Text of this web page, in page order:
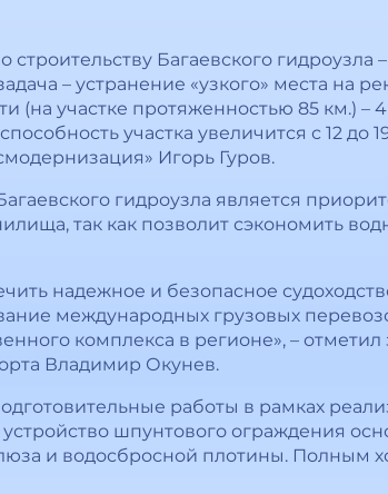
Багаевского гидроузла
– устранение «узкого» места на
(на участке протяженностью 85 км.) –
участка увеличится с 12 до
Игорь Гуров.
гидроузла является
так как позволит сэкономить
надежное и безопасное
международных грузовых
комплекса в регионе», – отметил
Владимир Окунев.
работы в рамках
шпунтового ограждения
и водосбросной плотины. Полным